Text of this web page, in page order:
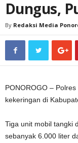
Dungus,
By Redaksi Media
PONOROGO –
kekeringan di
Tiga unit mobil tangki
sebanyak 6.000 liter